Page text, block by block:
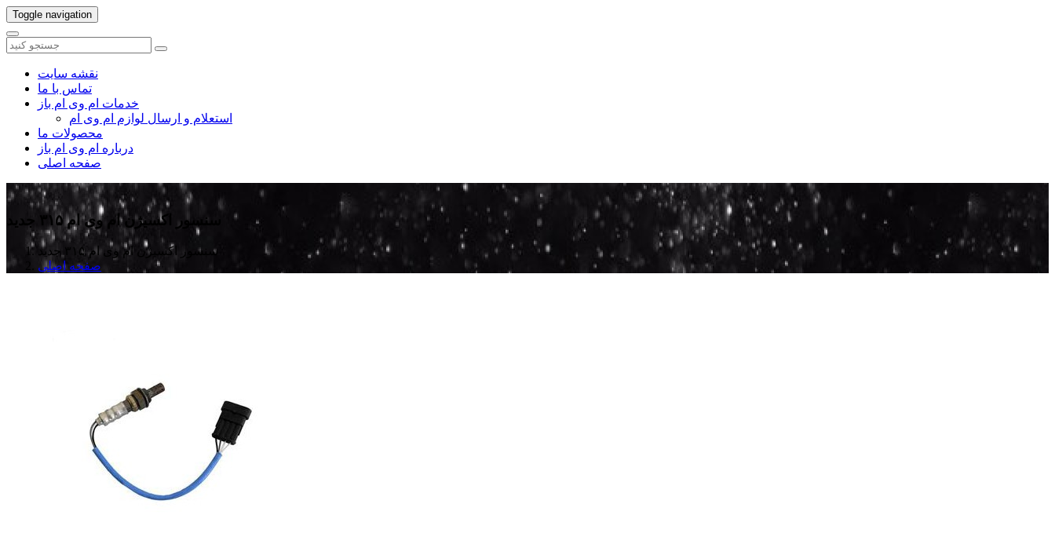
Toggle navigation
نقشه سایت
تماس با ما
خدمات ام وی ام باز
استعلام و ارسال لوازم ام وی ام
محصولات ما
درباره ام وی ام باز
صفحه اصلی
سنسور اکسیژن ام وی ام ۳۱۵ جدید
سنسور اکسیژن ام وی ام ۳۱۵ جدید
صفحه اصلی